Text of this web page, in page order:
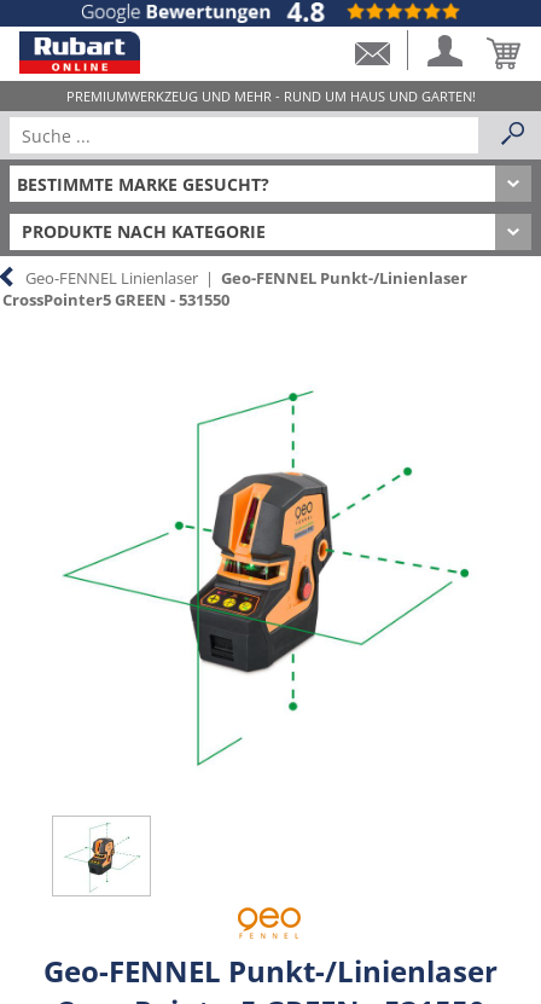
PRODUKTE NACH KATEGORIE
Geo-FENNEL Linienlaser |Geo-FENNEL Punkt-/Linienlaser
CrossPointer5 GREEN - 531550
Geo-FENNEL Punkt-/Linienlaser